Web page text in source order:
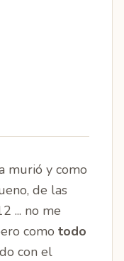
murió y como
de las
... no me
como todo
con el